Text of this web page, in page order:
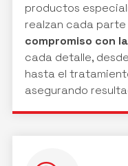
productos
realzan cada parte
compromiso con
cada detalle,
hasta el
asegurando